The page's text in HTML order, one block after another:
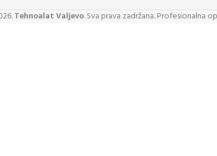
.Tehnoalat Valjevo. Sva prava zadržana. Profesionalna